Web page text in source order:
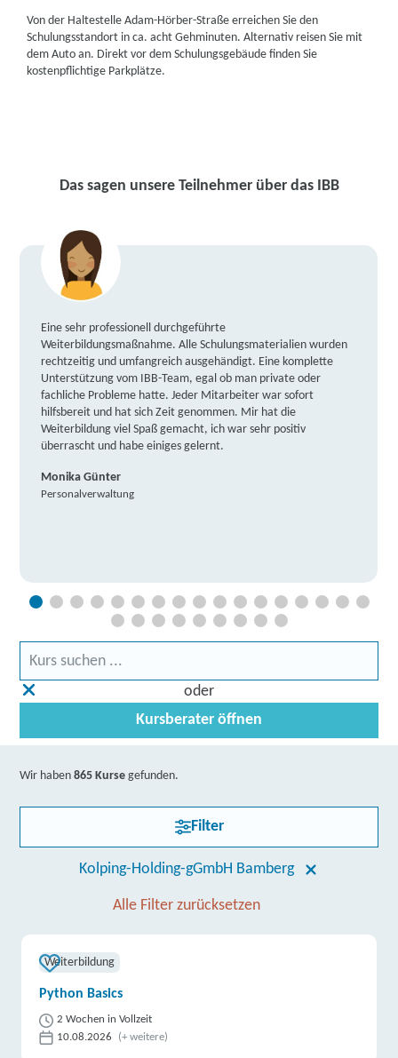
Von der Haltestelle Adam-Hörber-Straße erreichen Sie den
Schulungsstandort in ca. acht Gehminuten. Alternativ reisen Sie mit
dem Auto an. Direkt vor dem Schulungsgebäude finden Sie
kostenpflichtige Parkplätze.
Das sagen unsere Teilnehmer über das IBB
Eine sehr professionell durchgeführte
Weiterbildungsmaßnahme. Alle Schulungsmaterialien wurden
rechtzeitig und umfangreich ausgehändigt. Eine komplette
Unterstützung vom IBB-Team, egal ob man private oder
fachliche Probleme hatte. Jeder Mitarbeiter war sofort
hilfsbereit und hat sich Zeit genommen. Mir hat die
Weiterbildung viel Spaß gemacht, ich war sehr positiv
überrascht und habe einiges gelernt.
Monika Günter
Personalverwaltung
oder
Kursberater öffnen
Wir haben865 Kurse gefunden.
Filter
Kolping-Holding-gGmbH Bamberg
Alle Filter zurücksetzen
Weiterbildung
Python Basics
2 Wochen in Vollzeit
10.08.2026
(+ weitere)